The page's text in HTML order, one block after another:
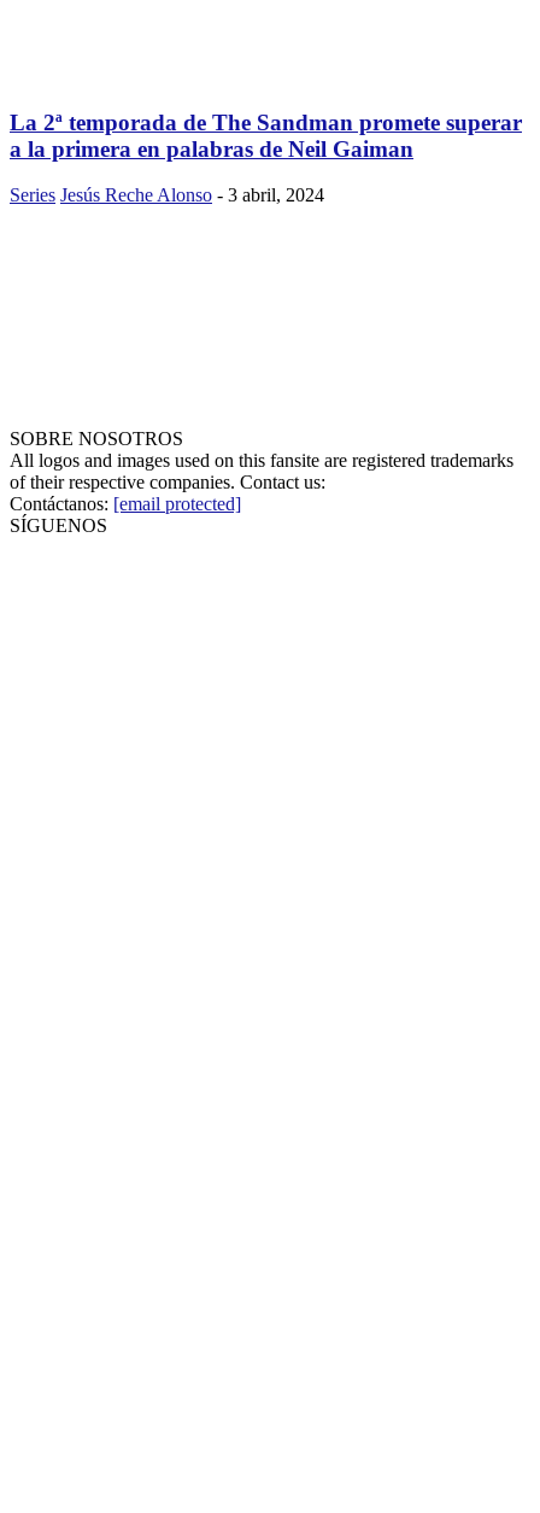
La 2ª temporada de The Sandman promete superar
a la primera en palabras de Neil Gaiman
Series Jesús Reche Alonso - 3 abril, 2024
SOBRE NOSOTROS
All logos and images used on this fansite are registered trademarks
of their respective companies. Contact us:
Contáctanos: [email protected]
SÍGUENOS